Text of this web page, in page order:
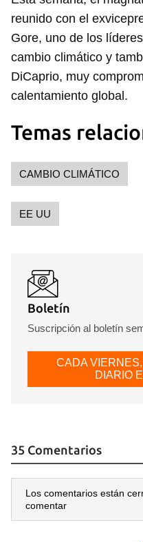
Guardar como favorito
reunido con el
Gore, uno de los
cambio climático y
DiCaprio, muy
calentamiento global.
Temas
CAMBIO CLIMÁTICO
EE UU
Boletín
Suscripción al boletín
CADA
DIARIO
35 Comentarios
Los comentarios están
comentar